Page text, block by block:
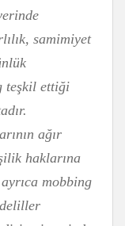
samimiyet
teşkil ettiği
ağır
haklarına
mobbing